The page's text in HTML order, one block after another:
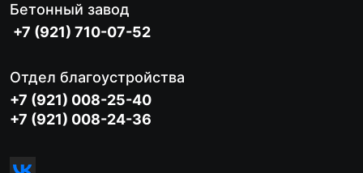
Бетонный завод
+7 (921) 710-07-52
Отдел благоустройства
+7 (921) 008-25-40
+7 (921) 008-24-36